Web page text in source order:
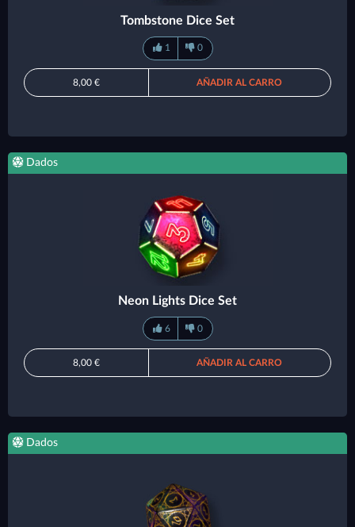
Tombstone Dice Set
1 0
8,00 € AÑADIR AL CARRO
Dados
Neon Lights Dice Set
6 0
8,00 € AÑADIR AL CARRO
Dados